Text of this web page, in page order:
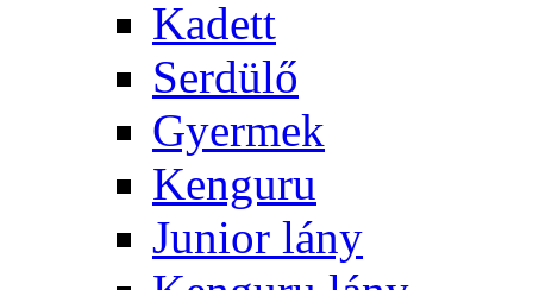
Kadett
Serdülő
Gyermek
Kenguru
Junior lány